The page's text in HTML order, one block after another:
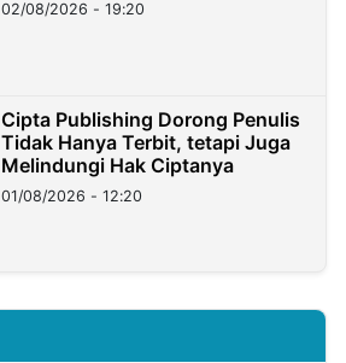
02/08/2026 - 19:20
Cipta Publishing Dorong Penulis
Tidak Hanya Terbit, tetapi Juga
Melindungi Hak Ciptanya
01/08/2026 - 12:20